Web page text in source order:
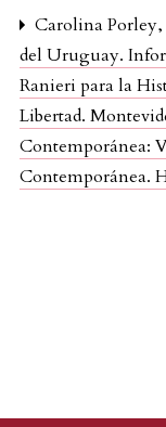
Carolina Porley,
del Uruguay.
Ranieri para la
Libertad.
Contemporánea:
Contemporánea.